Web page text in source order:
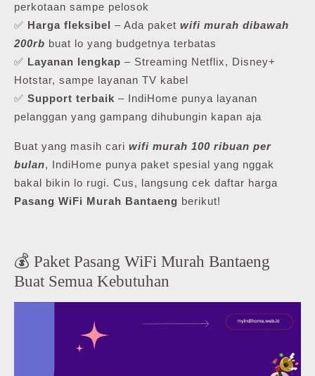
perkotaan sampe pelosok
✅ Harga fleksibel – Ada paket wifi murah dibawah
200rb buat lo yang budgetnya terbatas
✅ Layanan lengkap – Streaming Netflix, Disney+
Hotstar, sampe layanan TV kabel
✅ Support terbaik – IndiHome punya layanan
pelanggan yang gampang dihubungin kapan aja
Buat yang masih cari wifi murah 100 ribuan per
bulan, IndiHome punya paket spesial yang nggak
bakal bikin lo rugi. Cus, langsung cek daftar harga
Pasang WiFi Murah Bantaeng berikut!
💰 Paket Pasang WiFi Murah Bantaeng
Buat Semua Kebutuhan